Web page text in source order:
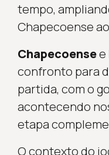
tempo,
Chapecoense
Chapecoensee
confronto para
partida, com o
acontecendo
etapa
O contexto do